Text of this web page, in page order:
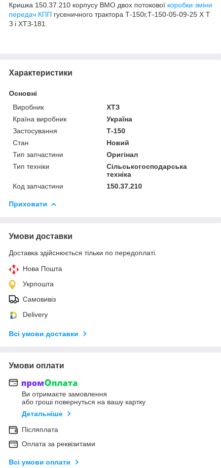
Кришка 150.37.210 корпусу ВМО двох потокової коробки зміни
передач КПП гусеничного трактора Т-150г,Т-150-05-09-25 Х Т
З і ХТЗ-181.
Характеристики
Основні
Виробник
ХТЗ
Країна виробник
Україна
Застосування
Т-150
Стан
Новий
Тип запчастини
Оригінал
Тип техніки
Сільськогосподарська
техніка
Код запчастини
150.37.210
Приховати
Умови доставки
Доставка здійснюється тільки по передоплаті.
Нова Пошта
Укрпошта
Самовивіз
Delivery
Всі умови доставки
Умови оплати
Ви отримаєте замовлення
або гроші повернуться на вашу картку
Детальніше
Післяплата
Оплата за реквізитами
Всі умови оплати